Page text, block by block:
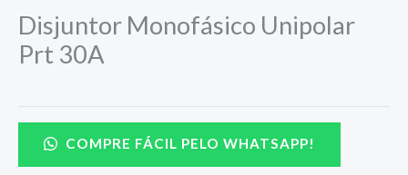
Disjuntor Monofásico Unipolar
Prt 30A
COMPRE FÁCIL PELO WHATSAPP!